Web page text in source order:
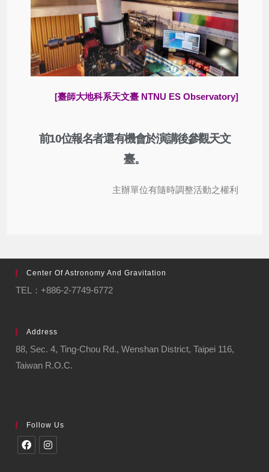
[臺師大地科系天文臺 NTNU ES Observatory]
前10位報名者還有機會於演講後參觀天文
臺。
主辦單位有隨時調整活動之權利
Center Of Astronomy And Gravitation
TEL：+886-2-7749-6772
Address
88, Sec. 4, Ting-Chou Rd., Wenshan District, Taipei 116,
Taiwan R.O.C.
Follow Us